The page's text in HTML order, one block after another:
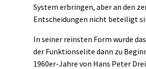
System erbringen, aber an den
Entscheidungen nicht beteiligt
In seiner reinsten Form wurde
der Funktionselite dann zu
1960er-Jahre von Hans Peter